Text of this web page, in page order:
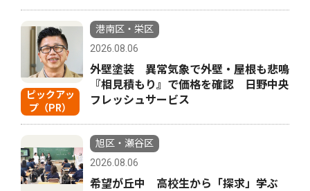
ピックアッ
プ（PR）
港南区・栄区
2026.08.06
外壁塗装 異常気象で外壁・屋根も悲鳴
『相見積もり』で価格を確認 日野中央
フレッシュサービス
旭区・瀬谷区
2026.08.06
希望が丘中 高校生から「探求」学ぶ